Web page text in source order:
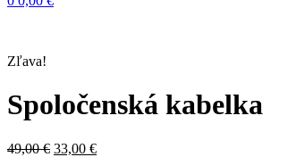
Zľava!
Spoločenská kabelka
49,00€ 33,00 €